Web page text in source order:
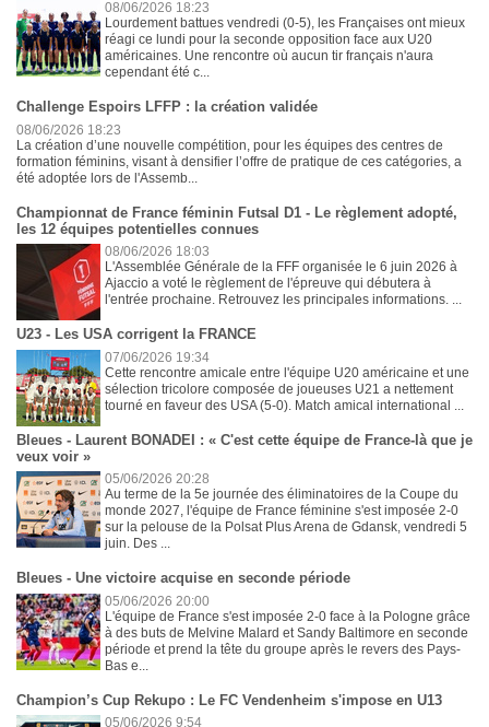
08/06/2026 18:23
Lourdement battues vendredi (0-5), les Françaises ont mieux
réagi ce lundi pour la seconde opposition face aux U20
américaines. Une rencontre où aucun tir français n'aura
cependant été c...
Challenge Espoirs LFFP : la création validée
08/06/2026 18:23
La création d’une nouvelle compétition, pour les équipes des centres de
formation féminins, visant à densifier l’offre de pratique de ces catégories, a
été adoptée lors de l'Assemb...
Championnat de France féminin Futsal D1 - Le règlement adopté,
les 12 équipes potentielles connues
08/06/2026 18:03
L'Assemblée Générale de la FFF organisée le 6 juin 2026 à
Ajaccio a voté le règlement de l'épreuve qui débutera à
l'entrée prochaine. Retrouvez les principales informations. ...
U23 - Les USA corrigent la FRANCE
07/06/2026 19:34
Cette rencontre amicale entre l'équipe U20 américaine et une
sélection tricolore composée de joueuses U21 a nettement
tourné en faveur des USA (5-0). Match amical international ...
Bleues - Laurent BONADEI : « C'est cette équipe de France-là que je
veux voir »
05/06/2026 20:28
Au terme de la 5e journée des éliminatoires de la Coupe du
monde 2027, l'équipe de France féminine s'est imposée 2-0
sur la pelouse de la Polsat Plus Arena de Gdansk, vendredi 5
juin. Des ...
Bleues - Une victoire acquise en seconde période
05/06/2026 20:00
L'équipe de France s'est imposée 2-0 face à la Pologne grâce
à des buts de Melvine Malard et Sandy Baltimore en seconde
période et prend la tête du groupe après le revers des Pays-
Bas e...
Champion’s Cup Rekupo : Le FC Vendenheim s'impose en U13
05/06/2026 9:54